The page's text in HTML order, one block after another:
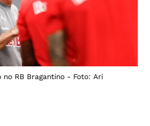
RB Bragantino - Foto: Ari